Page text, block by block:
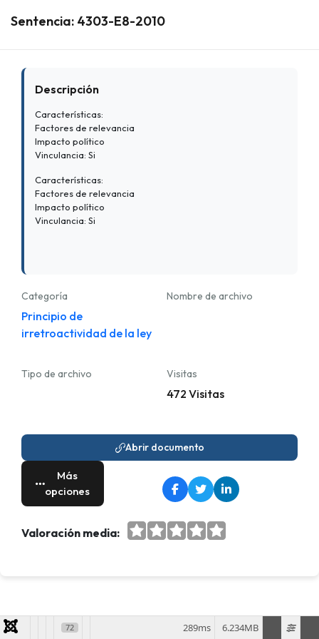
Sentencia: 4303-E8-2010
Descripción
Características:
Factores de relevancia
Impacto político
Vinculancia: Si
Características:
Factores de relevancia
Impacto político
Vinculancia: Si
Categoría
Principio de
irretroactividad de la ley
Nombre de archivo
Tipo de archivo Visitas
472 Visitas
Abrir documento
Más
opciones
Valoración media:
72 6.234MB
289ms